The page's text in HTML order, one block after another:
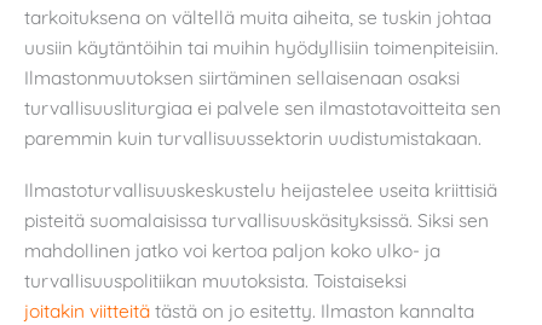
tarkoituksena on vältellä muita aiheita, se tuskin johtaa
uusiin käytäntöihin tai muihin hyödyllisiin toimenpiteisiin.
Ilmastonmuutoksen siirtäminen sellaisenaan osaksi
turvallisuusliturgiaa ei palvele sen ilmastotavoitteita sen
paremmin kuin turvallisuussektorin uudistumistakaan.
Ilmastoturvallisuuskeskustelu heijastelee useita kriittisiä
pisteitä suomalaisissa turvallisuuskäsityksissä. Siksi sen
mahdollinen jatko voi kertoa paljon koko ulko- ja
turvallisuuspolitiikan muutoksista. Toistaiseksi
joitakin viitteitä tästä on jo esitetty. Ilmaston kannalta